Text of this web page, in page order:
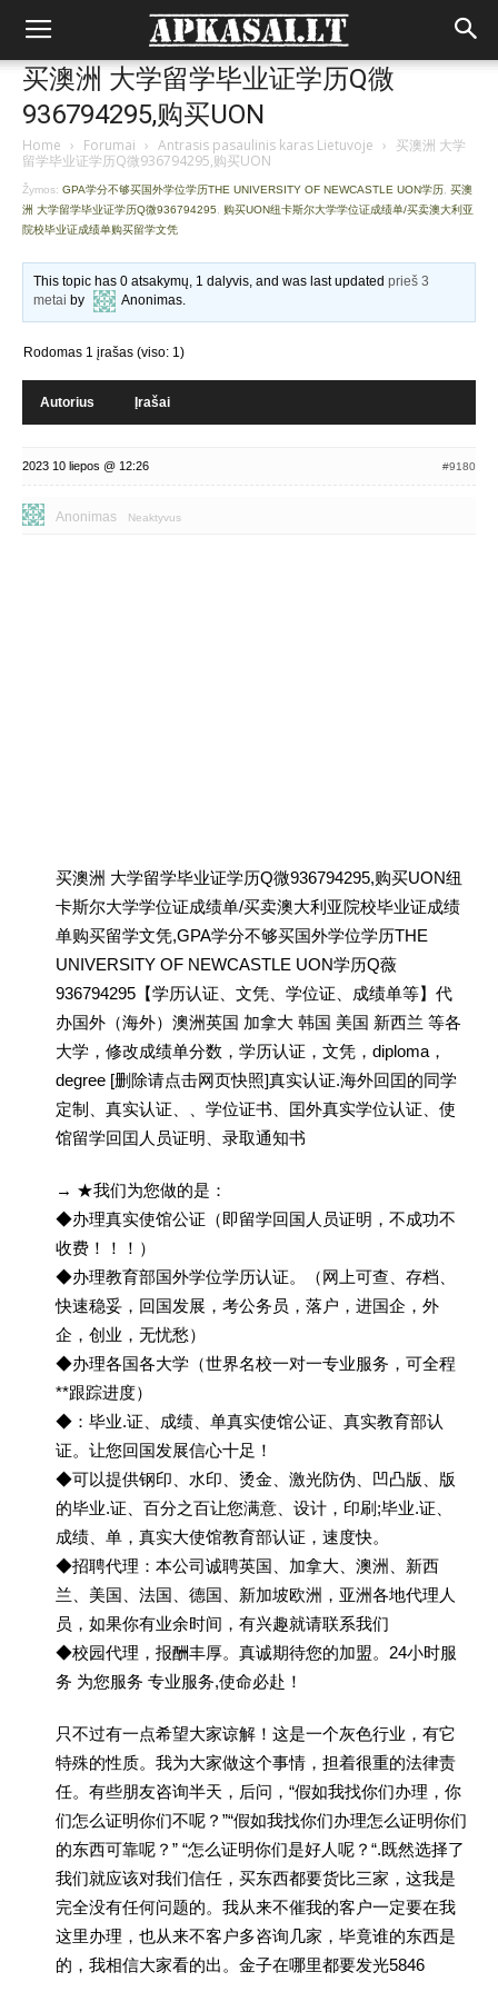
买澳洲 大学留学毕业证学历Q微
936794295,购买UON
Home › Forumai › Antrasis pasaulinis karas Lietuvoje › 买澳洲 大学
留学毕业证学历Q微936794295,购买UON
Žymos: GPA学分不够买国外学位学历THE UNIVERSITY OF NEWCASTLE UON学历 买澳
洲 大学留学毕业证学历Q微936794295
购买UON纽卡斯尔大学学位证成绩单/买卖澳大利亚
院校毕业证成绩单购买留学文凭
This topic has 0 atsakymų, 1 dalyvis, and was last updatedprieš 3
metai by Anonimas.
Rodomas 1 įrašas (viso: 1)
Autorius Įrašai
2023 10 liepos @ 12:26 #9180
Anonimas Neaktyvus
买澳洲 大学留学毕业证学历Q微936794295,购买UON纽
卡斯尔大学学位证成绩单/买卖澳大利亚院校毕业证成绩
单购买留学文凭,GPA学分不够买国外学位学历THE
UNIVERSITY OF NEWCASTLE UON学历Q薇
936794295【学历认证、文凭、学位证、成绩单等】代
办国外（海外）澳洲英国 加拿大 韩国 美国 新西兰 等各
大学，修改成绩单分数，学历认证，文凭，diploma，
degree [删除请点击网页快照]真实认证.海外回囯的同学
定制、真实认证、、学位证书、囯外真实学位认证、使
馆留学回囯人员证明、录取通知书
→ ★我们为您做的是：
◆办理真实使馆公证（即留学回国人员证明，不成功不
收费！！！）
◆办理教育部国外学位学历认证。（网上可查、存档、
快速稳妥，回国发展，考公务员，落户，进国企，外
企，创业，无忧愁）
◆办理各国各大学（世界名校一对一专业服务，可全程
**跟踪进度）
◆：毕业.证、成绩、单真实使馆公证、真实教育部认
证。让您回国发展信心十足！
◆可以提供钢印、水印、烫金、激光防伪、凹凸版、版
的毕业.证、百分之百让您满意、设计，印刷;毕业.证、
成绩、单，真实大使馆教育部认证，速度快。
◆招聘代理：本公司诚聘英国、加拿大、澳洲、新西
兰、美国、法国、德国、新加坡欧洲，亚洲各地代理人
员，如果你有业余时间，有兴趣就请联系我们
◆校园代理，报酬丰厚。真诚期待您的加盟。24小时服
务 为您服务 专业服务,使命必赴！
只不过有一点希望大家谅解！这是一个灰色行业，有它
特殊的性质。我为大家做这个事情，担着很重的法律责
任。有些朋友咨询半天，后问，“假如我找你们办理，你
们怎么证明你们不呢？”“假如我找你们办理怎么证明你们
的东西可靠呢？” “怎么证明你们是好人呢？“.既然选择了
我们就应该对我们信任，买东西都要货比三家，这我是
完全没有任何问题的。我从来不催我的客户一定要在我
这里办理，也从来不客户多咨询几家，毕竟谁的东西是
的，我相信大家看的出。金子在哪里都要发光5846